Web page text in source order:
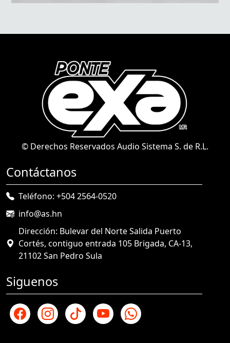
© Derechos Reservados Audio Sistema S. de R.L.
Contáctanos
Teléfono: +504 2564-0520
info@as.hn
Dirección: Bulevar del Norte Salida Puerto
Cortés, contiguo entrada 105 Brigada, CA-13,
21102 San Pedro Sula
Siguenos